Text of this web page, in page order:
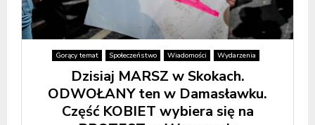
Gorący temat Społeczeństwo Wiadomości Wydarzenia
Dzisiaj MARSZ w Skokach.
ODWOŁANY ten w Damasławku.
Część KOBIET wybiera się na